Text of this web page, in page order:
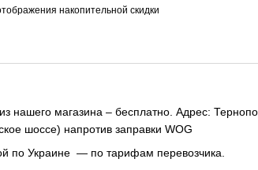
накопительной скидки
нашего магазина – бесплатно. Адрес:
шоссе) напротив заправки WOG
по Украине — по тарифам перевозчика.